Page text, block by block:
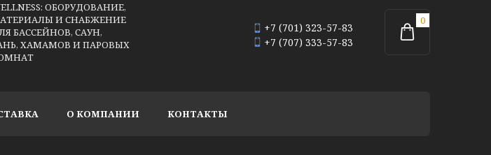
ОБОРУДОВАНИЕ,
И СНАБЖЕНИЕ
БАССЕЙНОВ, САУН,
ХАМАМОВ И ПАРОВЫХ
+7 (701) 323-57-83
+7 (707) 333-57-83
О КОМПАНИИ КОНТАКТЫ